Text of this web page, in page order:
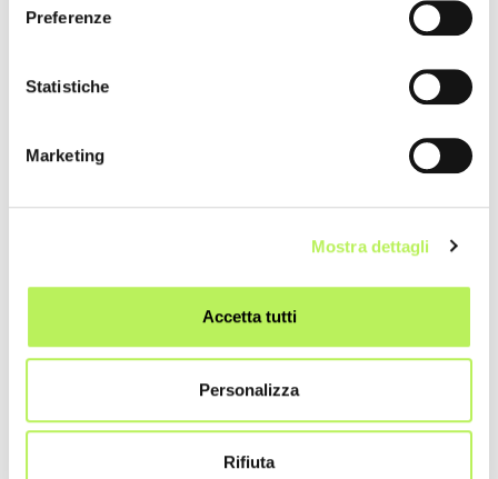
Preferenze
Statistiche
Marketing
Mostra dettagli
Accetta tutti
Personalizza
Rifiuta
Official Car